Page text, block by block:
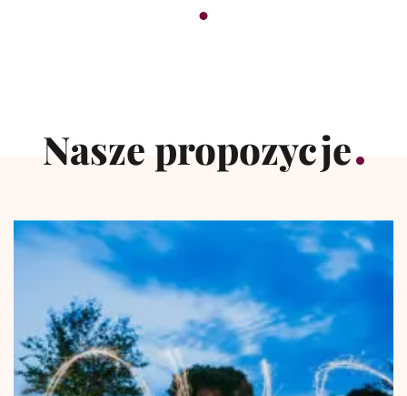
Nasze propozycje